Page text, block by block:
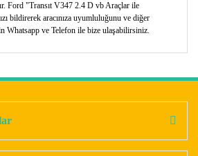
Ford "Transıt V347 2.4 D vb Araçlar ile
bildirerek aracınıza uyumluluğunu ve diğer
Whatsapp ve Telefon ile bize ulaşabilirsiniz.